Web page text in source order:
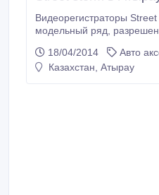
Видеорегистраторы
модельный ряд, разрешение FullHD SuperHD
качества - официальная гарантия
Казахстану. Интернет-магазин KLAXON.
18/04/2014
Авто
Казахстан, Атырау